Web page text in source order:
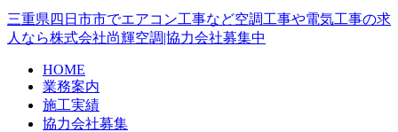
三重県四日市市でエアコン工事など空調工事や電気工事の求
人なら株式会社尚輝空調|協力会社募集中
HOME
業務案内
施工実績
協力会社募集